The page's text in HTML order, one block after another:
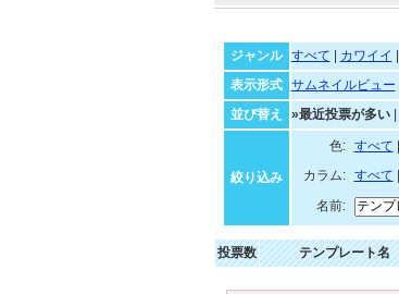
ジャンル
すべて カワイイ
表示形式
サムネイルビュー
並び替え
»最近投票が多い|
絞り込み
色: すべて
カラム:
すべて
名前:
投票数 テンプレート名